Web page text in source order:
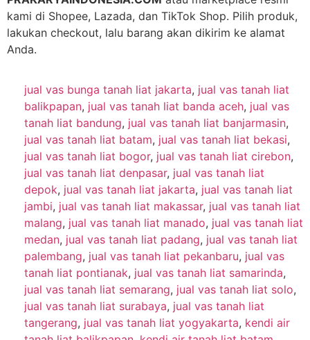
kami di Shopee, Lazada, dan TikTok Shop. Pilih produk,
lakukan checkout, lalu barang akan dikirim ke alamat
Anda.
jual vas bunga tanah liat jakarta, jual vas tanah liat
balikpapan, jual vas tanah liat banda aceh, jual vas
tanah liat bandung, jual vas tanah liat banjarmasin,
jual vas tanah liat batam, jual vas tanah liat bekasi,
jual vas tanah liat bogor, jual vas tanah liat cirebon,
jual vas tanah liat denpasar, jual vas tanah liat
depok, jual vas tanah liat jakarta, jual vas tanah liat
jambi, jual vas tanah liat makassar, jual vas tanah liat
malang, jual vas tanah liat manado, jual vas tanah liat
medan, jual vas tanah liat padang, jual vas tanah liat
palembang, jual vas tanah liat pekanbaru, jual vas
tanah liat pontianak, jual vas tanah liat samarinda,
jual vas tanah liat semarang, jual vas tanah liat solo,
jual vas tanah liat surabaya, jual vas tanah liat
tangerang, jual vas tanah liat yogyakarta, kendi air